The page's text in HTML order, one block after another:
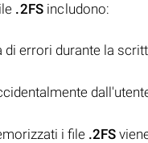
.2FS includono:
errori durante la
i file .2FS